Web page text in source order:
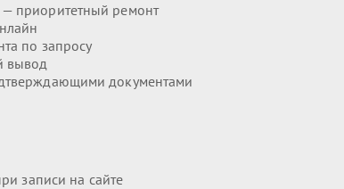
— приоритетный ремонт
по запросу
вывод
документами
записи на сайте